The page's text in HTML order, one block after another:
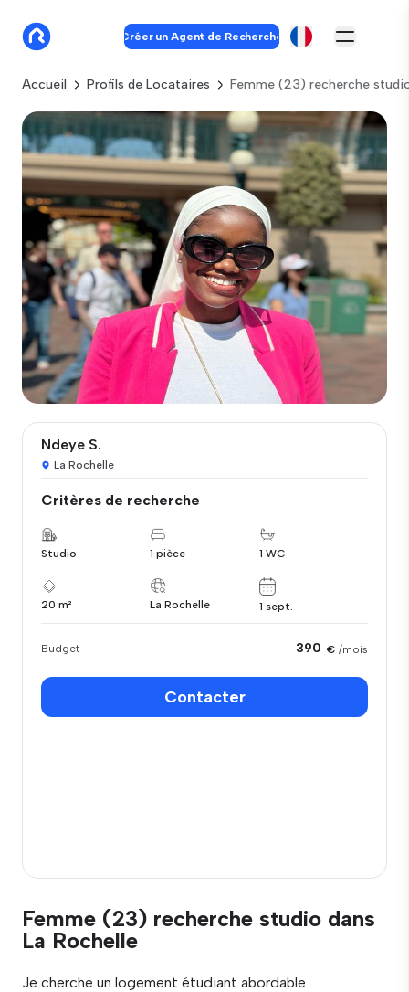
Créer un Agent de Recherche
Accueil Profils de Locataires Femme (23) recherche
Ndeye S.
La Rochelle
Critères de recherche
Studio 1 pièce 1 WC
20 m² La Rochelle 1 sept.
Budget 390 € /mois
Contacter
Femme (23) recherche studio dans
La Rochelle
Je cherche un logement étudiant abordable